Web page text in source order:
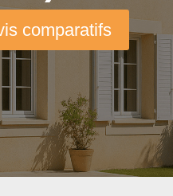
comparatifs